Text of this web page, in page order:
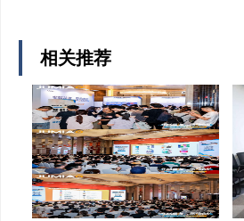
相关推荐